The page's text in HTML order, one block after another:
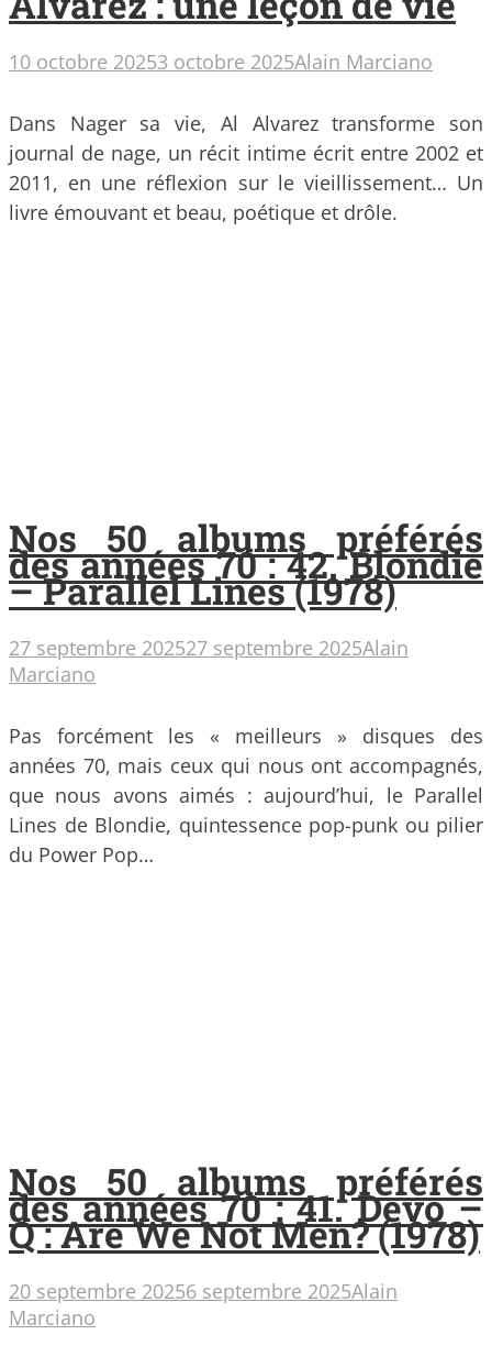
10 octobre 20253 octobre 2025Alain Marciano
Dans Nager sa vie, Al Alvarez transforme son
journal de nage, un récit intime écrit entre 2002 et
2011, en une réflexion sur le vieillissement… Un
livre émouvant et beau, poétique et drôle.
Nos 50 albums préférés
des années 70 : 42. Blondie
– Parallel Lines (1978)
27 septembre 202527 septembre 2025Alain
Marciano
Pas forcément les « meilleurs » disques des
années 70, mais ceux qui nous ont accompagnés,
que nous avons aimés : aujourd’hui, le Parallel
Lines de Blondie, quintessence pop-punk ou pilier
du Power Pop…
Nos 50 albums préférés
des années 70 : 41. Devo –
Q : Are We Not Men? (1978)
20 septembre 20256 septembre 2025Alain
Marciano